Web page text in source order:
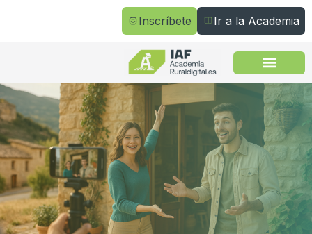
Inscríbete Ir a la Academia